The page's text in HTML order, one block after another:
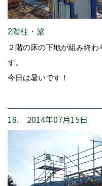
2階柱・梁
２階の床の下地が組み終
す。
今日は暑いです！
18. 2014年07月15日